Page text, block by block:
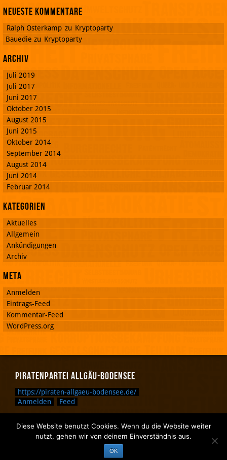
Neueste Kommentare
Ralph Osterkamp zu Kryptoparty
Bauedie zu Kryptoparty
Archiv
Juli 2019
Juli 2017
Juni 2017
Oktober 2015
August 2015
Juni 2015
Oktober 2014
September 2014
August 2014
Juni 2014
Februar 2014
Kategorien
Aktuelles
Allgemein
Ankündigungen
Archiv
Meta
Anmelden
Eintrags-Feed
Kommentar-Feed
WordPress.org
Piratenpartei Allgäu-Bodensee
https://piraten-allgaeu-bodensee.de/
Anmelden
Feed
Zurück nach oben.
Zurück zum Anfang des Textes.
Zurück zur Sucheingabe.
Diese Website benutzt Cookies. Wenn du die Website weiter
nutzt, gehen wir von deinem Einverständnis aus.
OK